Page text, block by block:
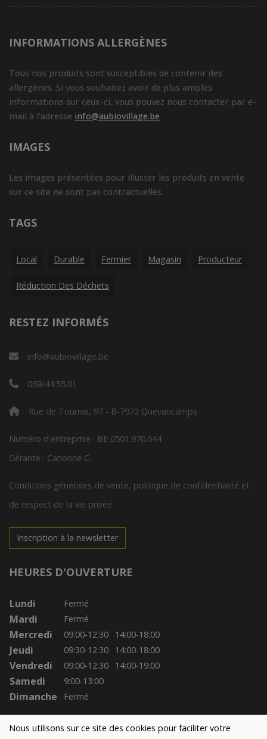
Nous utilisons sur ce site des cookies pour faciliter votre
INFORMATIONS ALLERGÈNES
Tous nos produits sont susceptibles de contenir des
allergènes. Si vous souhaitez avoir de plus amples
informations sur ceux-ci, vous pouvez nous contacter par e-
mail à l'adresse info@aubiovillage.be
IMAGES
Les images présentées pour illuster les produits en vente
sur ce site ne sont pas contractuelles.
TAGS
Local Durable Fermier Magasin Producteur
Réduction Des Déchets
RESTEZ INFORMÉS
info@aubiovillage.be
069/44.55.01
Rue de Tournai, 97 - B-7972 Quevaucamps
Numéro d'entreprise : BE 0501.970.644
Gérante : Canonne C.
Conditions générales de vente, politique de confidentialité et
de respect de la vie privée
Inscription à la newsletter
HEURES D'OUVERTURE
Lundi Fermé
Mardi Fermé
Mercredi 09:00-12:30 14:00-18:00
Jeudi 09:30-12:30 14:00-18:00
Vendredi 09:00-12:30 14:00-19:00
Samedi 9:00-13:00
Dimanche Fermé